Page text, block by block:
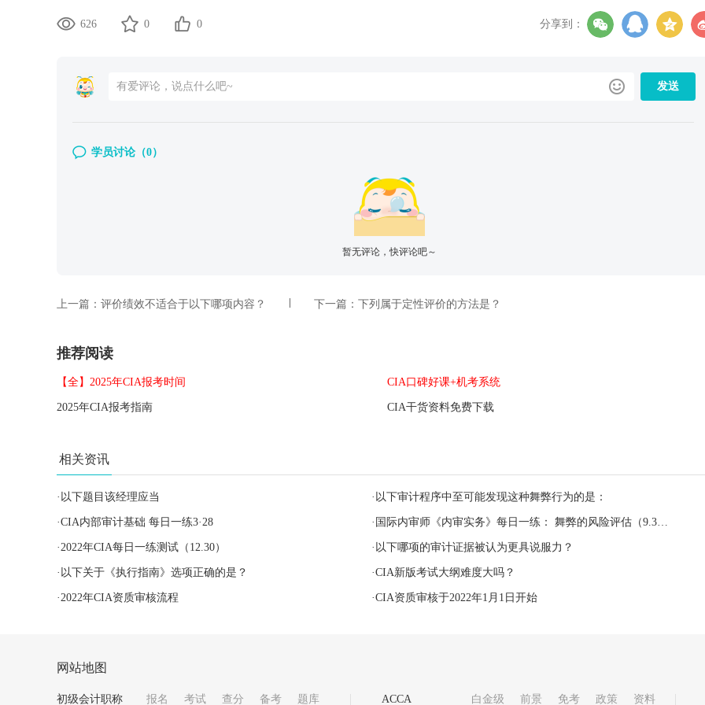
626 0 0 分享到：
发送
学员讨论（0）
暂无评论，快评论吧～
上一篇： 评价绩效不适合于以下哪项内容？ 下一篇： 下列属于定性评价的方法是？
推荐阅读
【全】2025年CIA报考时间 CIA口碑好课+机考系统
2025年CIA报考指南 CIA干货资料免费下载
相关资讯
· 以下题目该经理应当 · 以下审计程序中至可能发现这种舞弊行为的是：
·CIA内部审计基础 每日一练3·28 · 国际内审师《内审实务》每日一练： 舞弊的风险评估（9.30）
·2022年CIA每日一练测试（12.30） · 以下哪项的审计证据被认为更具说服力？
· 以下关于《执行指南》选项正确的是？ ·CIA新版考试大纲难度大吗？
·2022年CIA资质审核流程 ·CIA资质审核于2022年1月1日开始
网站地图
初级会计职称 报名 考试 查分 备考 题库 ACCA 白金级 前景 免考 政策 资料